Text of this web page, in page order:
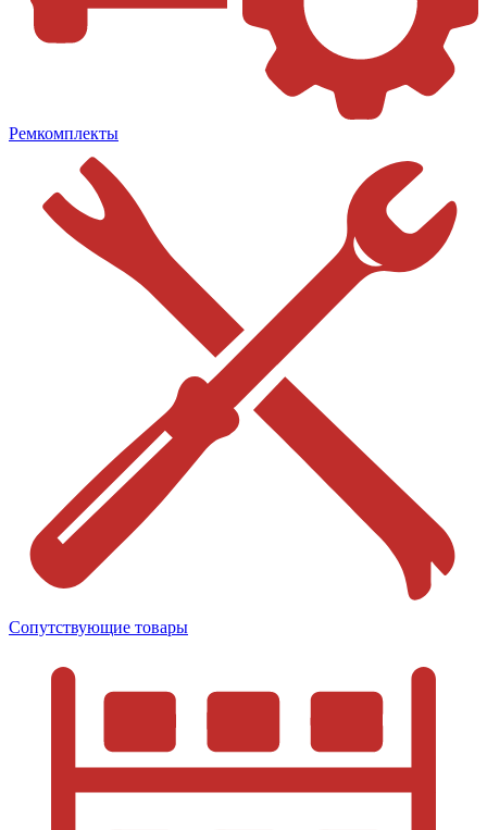
Ремкомплекты
Сопутствующие товары